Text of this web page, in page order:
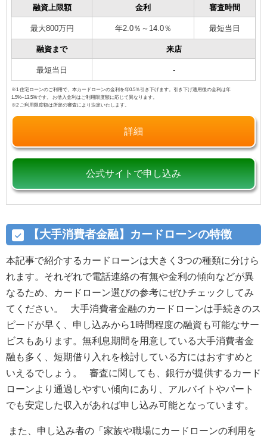
融資上限額 金利 審査時間
最大800万円 年2.0％～14.0％ 最短当日
融資まで 来店
最短当日 -
※1 住宅ローンのご利用で、本カードローンの金利を年0.5％引き下げます。引き下げ適用後の金利は年
1.5%~13.5%です。 お借入金利はご利用限度額に応じて異なります。
※2 ご利用限度額は所定の審査により決定いたします。
詳細
公式サイトで申し込み
【大手消費者金融】カードローンの特徴
本記事で紹介するカードローンは大きく3つの種類に分けら
れます。それぞれで電話連絡の有無や金利の傾向などが異
なるため、カードローン選びの参考にぜひチェックしてみ
てください。 大手消費者金融のカードローンは手続きのス
ピードが早く、申し込みから1時間程度の融資も可能なサー
ビスもあります。無利息期間を用意している大手消費者金
融も多く、短期借り入れを検討している方にはおすすめと
いえるでしょう。 審査に関しても、銀行が提供するカード
ローンより通過しやすい傾向にあり、アルバイトやパート
でも安定した収入があれば申し込み可能となっています。
また、申し込み者の「家族や職場にカードローンの利用を